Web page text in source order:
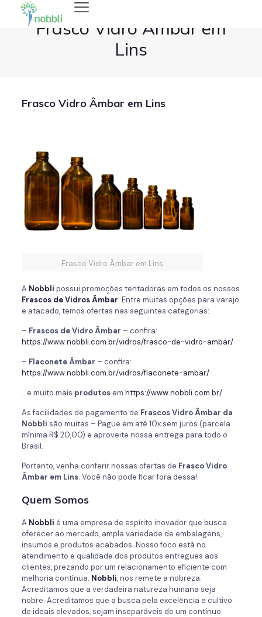
Frasco Vidro Âmbar em
Lins
Frasco Vidro Âmbar em Lins
Frasco Vidro Âmbar em Lins
A Nobbli possui promoções tentadoras em todos os nossos
Frascos deVidros Âmbar. Entre muitas opções para varejo
e atacado, temos ofertas nas seguintes categorias:
– Frascos deVidro Âmbar – confira:
https://www.nobbli.com.br/vidros/frasco-de-vidro-ambar/
– Flaconete Âmbar – confira:
https://www.nobbli.com.br/vidros/flaconete-ambar/
…e muito mais produtosem https://www.nobbli.com.br/
As facilidades de pagamento de FrascosVidro Âmbar da
Nobbli são muitas – Pague em até 10x sem juros (parcela
mínima R$ 20,00) e aproveite nossa entrega para todo o
Brasil.
Portanto, venha conferir nossas ofertas de Frasco Vidro
Âmbar em Lins. Você não pode ficar fora dessa!
Quem Somos
A Nobbli é uma empresa de espírito inovador que busca
oferecer ao mercado, ampla variedade de embalagens,
insumos e produtos acabados. Nosso foco está no
atendimento e qualidade dos produtos entregues aos
clientes, prezando por um relacionamento eficiente com
melhoria contínua. Nobbli, nos remete a nobreza.
Acreditamos que a verdadeira natureza humana seja
nobre. Acreditamos que a busca pela excelência e cultivo
de ideais elevados, sejam inseparáveis de um contínuo